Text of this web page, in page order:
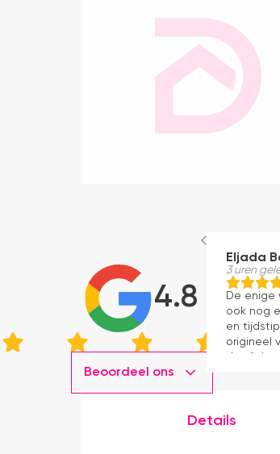
4.8
Beoordeel ons
Eljada
3 uren
De enige
ook nog
en
origineel
dan
Details